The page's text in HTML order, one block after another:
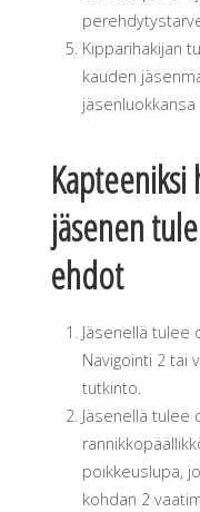
Kipparihakijan
kauden
jäsenluokkansa
Kapteeniksi
jäsenen
ehdot
Jäsenellä tulee
Navigointi 2 tai
tutkinto.
Jäsenellä tulee
poikkeuslupa,
kohdan 2